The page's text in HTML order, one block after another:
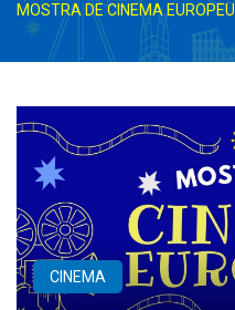
MOSTRA DE CINEMA EUROPEU
CINEMA